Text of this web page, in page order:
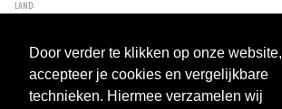
Door verder te klikken op onze website,
accepteer je cookies en vergelijkbare
technieken. Hiermee verzamelen wij
NEDERLAND
CONTACT
HELP